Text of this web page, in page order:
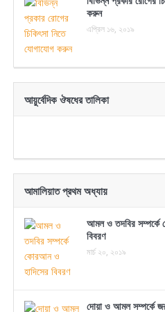
করুন
এপ্রিল ১৬, ২০১৯
আয়ুর্বেদিক ঔষধের তালিকা
আমালিয়াত প্রথম অধ্যায়
আমল ও তদবির সম্পর্কে
বিবরণ
মার্চ ২০, ২০১৯
দোয়া ও আমল সম্পর্কে